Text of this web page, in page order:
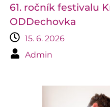
61. ročník festivalu
ODDechovka
15. 6. 2026
Admin